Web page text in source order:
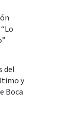
del
y
Boca